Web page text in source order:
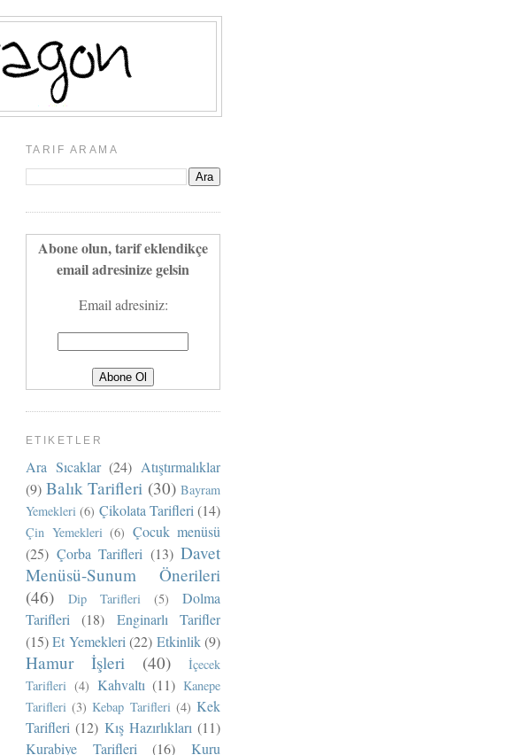
TARIF ARAMA
Abone olun, tarif eklendikçe
email adresinize gelsin
Email adresiniz:
ETIKETLER
Ara Sıcaklar (24) Atıştırmalıklar
(9) Balık Tarifleri (30) Bayram
Yemekleri (6) Çikolata Tarifleri (14)
Çin Yemekleri (6) Çocuk menüsü
(25) Çorba Tarifleri (13) Davet
Menüsü-Sunum Önerileri
(46)
Dip Tarifleri (5)
Dolma
Tarifleri
(18)
Enginarlı Tarifler
(15) Et Yemekleri (22) Etkinlik (9)
Hamur İşleri (40)
İçecek
Tarifleri (4) Kahvaltı (11) Kanepe
Tarifleri (3) Kebap Tarifleri (4) Kek
Tarifleri (12) Kış Hazırlıkları (11)
Kurabiye Tarifleri
(16)
Kuru